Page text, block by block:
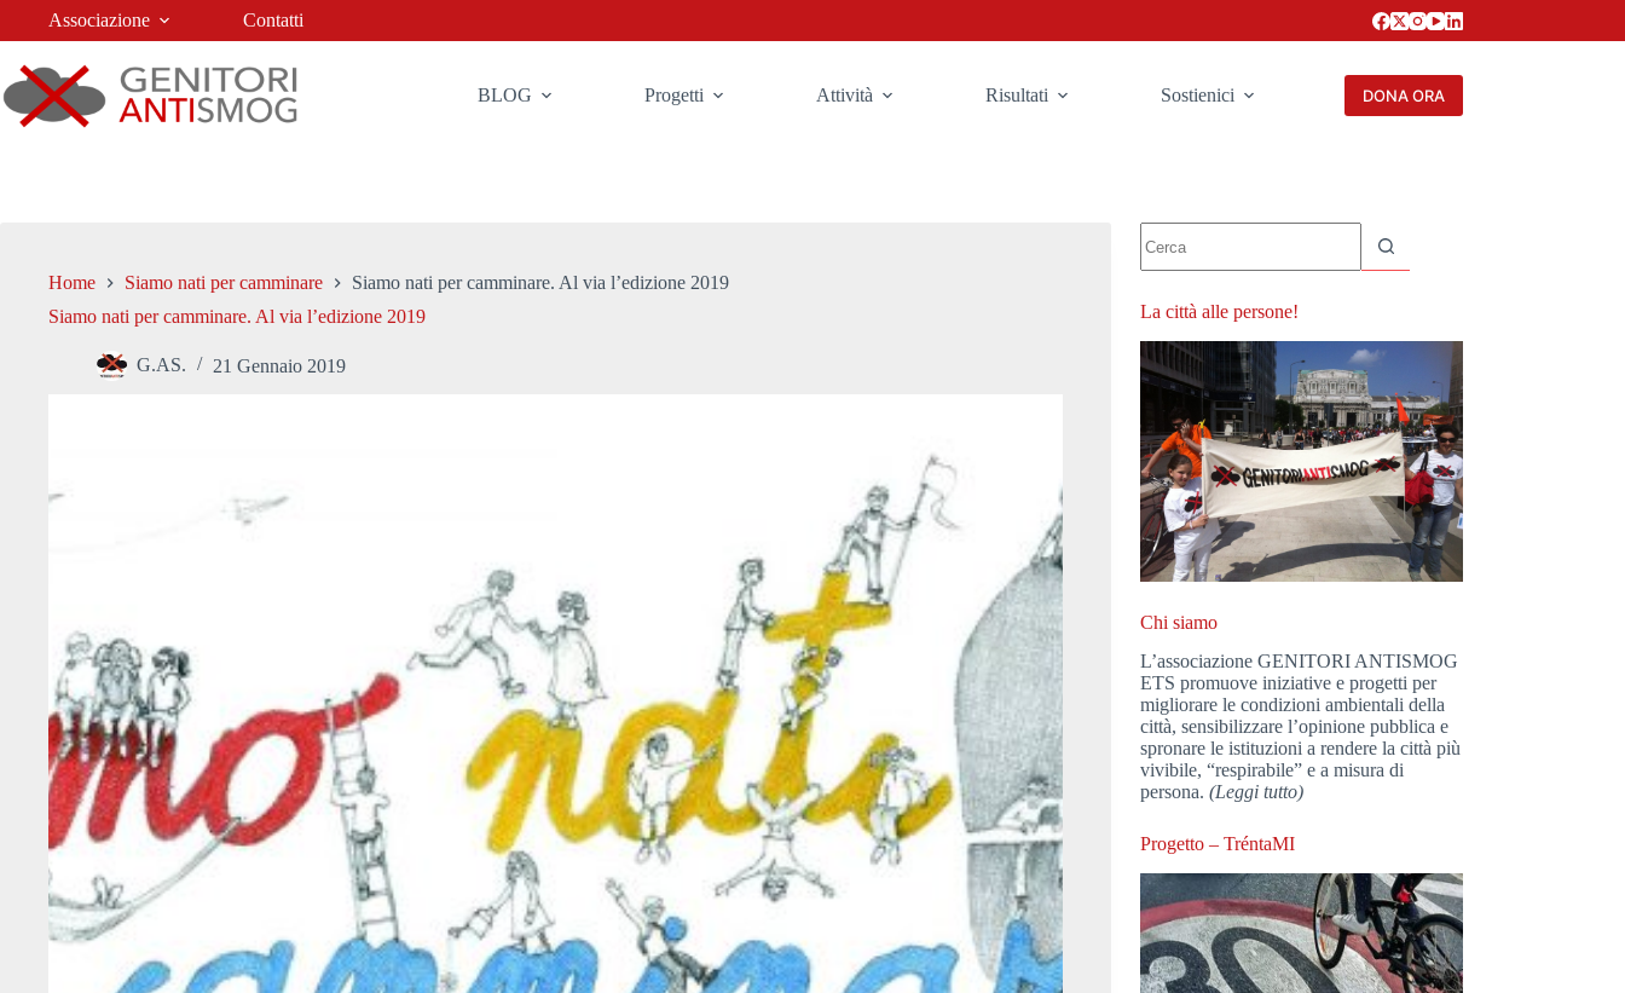
Associazione Contatti
BLOG Progetti Attività Risultati Sostienici DONA ORA
Home Siamo nati per camminare
Siamo nati per camminare. Al via l’edizione 2019
Siamo nati per camminare. Al via l’edizione 2019
G.AS. 21 Gennaio 2019
risultato
La città alle persone!
Chi siamo
L’associazione GENITORI ANTISMOG
ETS promuove iniziative e progetti per
migliorare le condizioni ambientali della
città, sensibilizzare l’opinione pubblica e
spronare le istituzioni a rendere la città più
vivibile, “respirabile” e a misura di
persona.(Leggi tutto)
Progetto – TréntaMI